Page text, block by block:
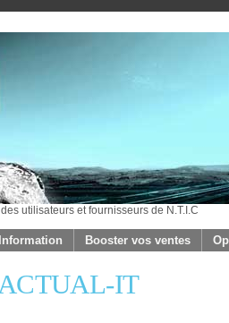
utilisateurs et fournisseurs de N.T.I.C
Booster vos ventes
ACTUAL-IT